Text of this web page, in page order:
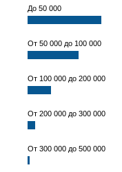
До 50 000
От 50 000 до 100 000
От 100 000 до 200 000
От 200 000 до 300 000
От 300 000 до 500 000